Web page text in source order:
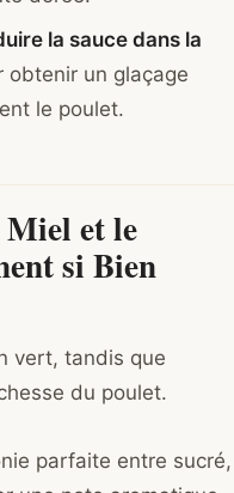
la sauce dans la
obtenir un glaçage
le poulet.
et le
si Bien
vert, tandis que
du poulet.
parfaite entre sucré,